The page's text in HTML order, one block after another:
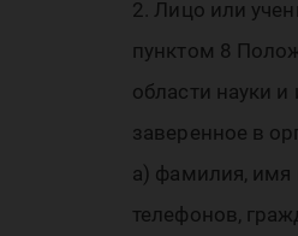
2. Лицо или
пунктом 8
области науки
заверенное в
а) фамилия, имя
телефонов,